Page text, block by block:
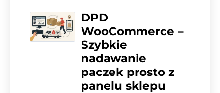
DPD
WooCommerce –
Szybkie
nadawanie
paczek prosto z
panelu sklepu